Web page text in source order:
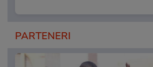
PARTENERI